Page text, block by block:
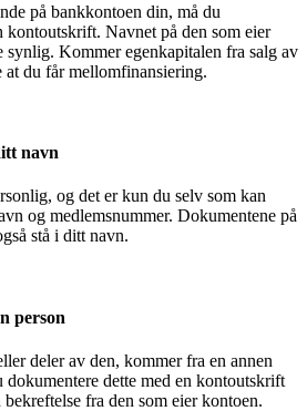
på bankkontoen din, må du
kontoutskrift. Navnet på den som eier
Kommer egenkapitalen fra salg av
du får mellomfinansiering.
navn
og det er kun du selv som kan
og medlemsnummer. Dokumentene på
stå i ditt navn.
person
deler av den, kommer fra en annen
dokumentere dette med en kontoutskrift
fra den som eier kontoen.